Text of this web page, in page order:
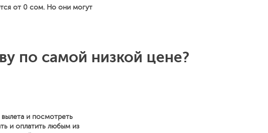
от 0 сом. Но они могут
по самой низкой цене?
вылета и посмотреть
и оплатить любым из